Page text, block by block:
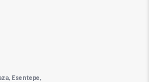
Esentepe,